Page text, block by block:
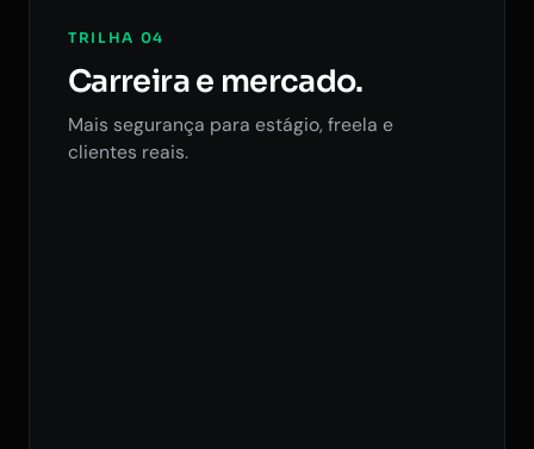
TRILHA 04
Carreira e mercado.
Mais segurança para estágio, freela e
clientes reais.